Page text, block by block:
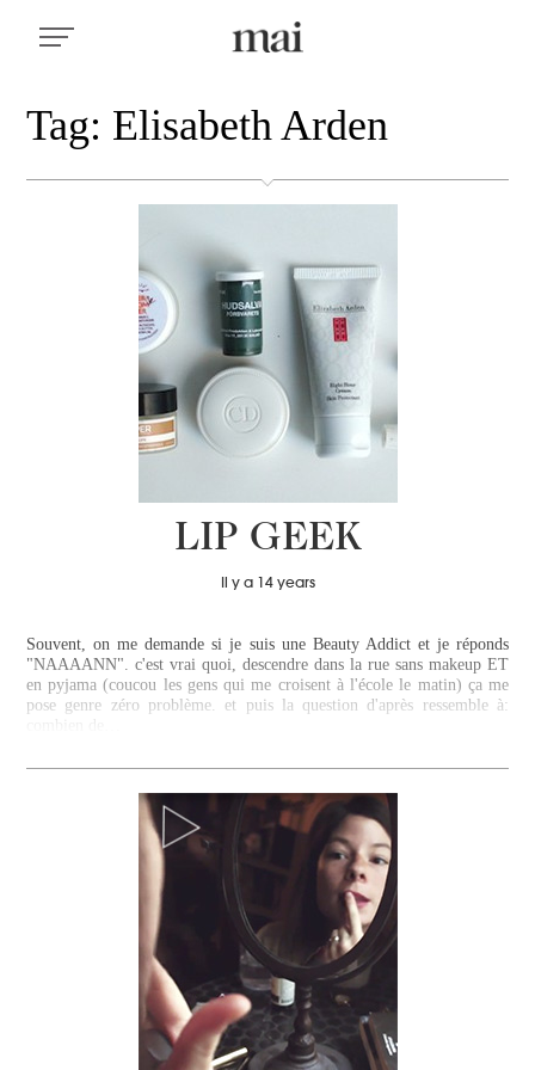
Tag: Elisabeth Arden
LIP GEEK
Il y a 14 years
Souvent, on me demande si je suis une Beauty Addict et je réponds
"NAAAANN". c'est vrai quoi, descendre dans la rue sans makeup ET
en pyjama (coucou les gens qui me croisent à l'école le matin) ça me
pose genre zéro problème. et puis la question d'après ressemble à: